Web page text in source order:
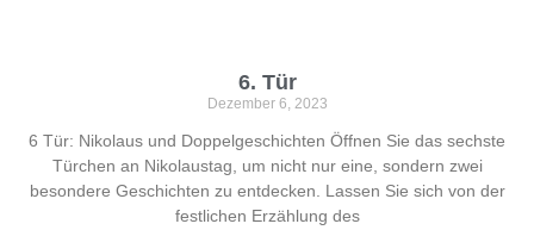
6. Tür
Dezember 6, 2023
6 Tür: Nikolaus und Doppelgeschichten Öffnen Sie das sechste
Türchen an Nikolaustag, um nicht nur eine, sondern zwei
besondere Geschichten zu entdecken. Lassen Sie sich von der
festlichen Erzählung des